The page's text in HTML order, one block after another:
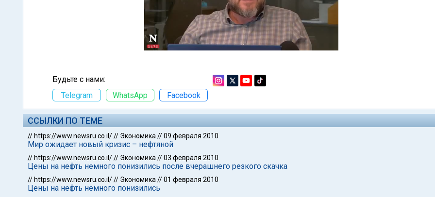
Будьте с нами:
Telegram
WhatsApp Facebook
ССЫЛКИ ПО ТЕМЕ
// https://www.newsru.co.il/// Экономика //09 февраля 2010
Мир ожидает новый кризис – нефтяной
// https://www.newsru.co.il/// Экономика //03 февраля 2010
Цены на нефть немного понизились после вчерашнего резкого скачка
// https://www.newsru.co.il/// Экономика //01 февраля 2010
Цены на нефть немного понизились